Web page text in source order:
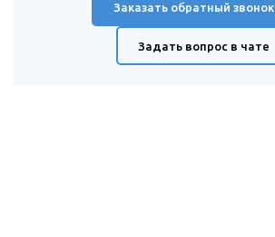
Заказать обратный звонок
Задать вопрос в чате